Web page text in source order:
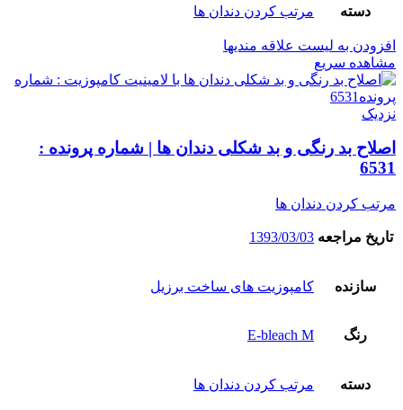
دسته مرتب کردن دندان ها
افزودن به لیست علاقه مندیها
مشاهده سریع
نزدیک
اصلاح بد رنگی و بد شکلی دندان ها | شماره پرونده :
6531
مرتب کردن دندان ها
تاریخ مراجعه 1393/03/03
سازنده کامپوزیت های ساخت برزیل
رنگ E-bleach M
دسته مرتب کردن دندان ها